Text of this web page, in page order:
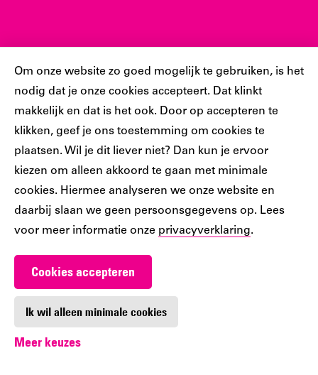
Cookiebar
Om onze website zo goed mogelijk te gebruiken, is het
nodig dat je onze cookies accepteert. Dat klinkt
makkelijk en dat is het ook. Door op accepteren te
klikken, geef je ons toestemming om cookies te
plaatsen. Wil je dit liever niet? Dan kun je ervoor
kiezen om alleen akkoord te gaan met minimale
cookies. Hiermee analyseren we onze website en
daarbij slaan we geen persoonsgegevens op. Lees
voor meer informatie onze privacyverklaring.
Cookies accepteren
Ik wil alleen minimale cookies
Meer keuzes
Sociaal
Volg jij ons al?
Ons
account
Ons
account
Ons
Instagram
account
Ons
account
Ons
account
Werken bij De Nieuwe Bibliotheek
Digitoegankelijkheid